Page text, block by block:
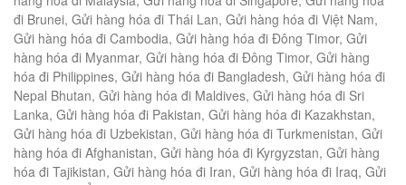
đi Brunei, Gửi hàng hóa đi Thái Lan, Gửi hàng hóa đi Việt Nam,
Gửi hàng hóa đi Cambodia, Gửi hàng hóa đi Đông Timor, Gửi
hàng hóa đi Myanmar, Gửi hàng hóa đi Đông Timor, Gửi hàng
hóa đi Philippines, Gửi hàng hóa đi Bangladesh, Gửi hàng hóa đi
Nepal Bhutan, Gửi hàng hóa đi Maldives, Gửi hàng hóa đi Sri
Lanka, Gửi hàng hóa đi Pakistan, Gửi hàng hóa đi Kazakhstan,
Gửi hàng hóa đi Uzbekistan, Gửi hàng hóa đi Turkmenistan, Gửi
hàng hóa đi Afghanistan, Gửi hàng hóa đi Kyrgyzstan, Gửi hàng
hóa đi Tajikistan, Gửi hàng hóa đi Iran, Gửi hàng hóa đi Iraq, Gửi